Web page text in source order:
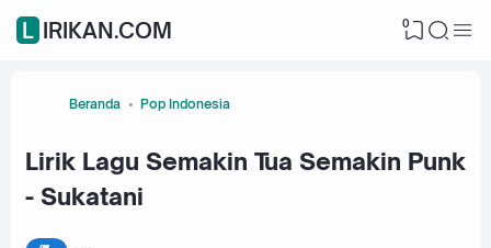
LIRIKAN.COM 0
Beranda Pop Indonesia
Lirik Lagu Semakin Tua Semakin Punk
- Sukatani